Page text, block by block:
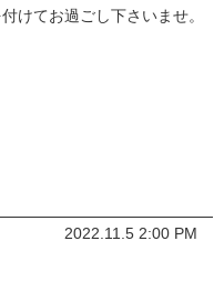
けてお過ごし下さいませ。
2022.11.5 2:00 PM